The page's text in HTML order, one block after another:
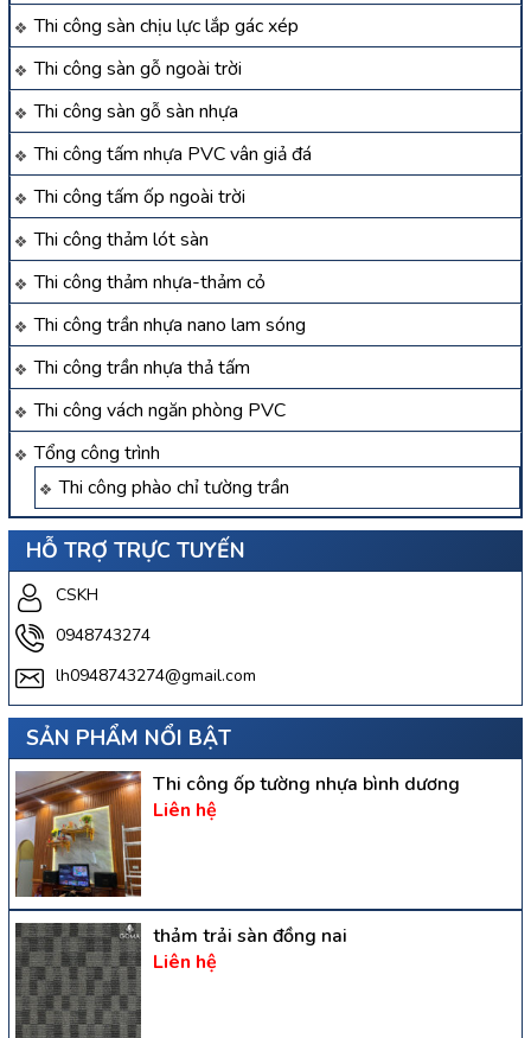
Thi công sàn chịu lực lắp gác xép
Thi công sàn gỗ ngoài trời
Thi công sàn gỗ sàn nhựa
Thi công tấm nhựa PVC vân giả đá
Thi công tấm ốp ngoài trời
Thi công thảm lót sàn
Thi công thảm nhựa-thảm cỏ
Thi công trần nhựa nano lam sóng
Thi công trần nhựa thả tấm
Thi công vách ngăn phòng PVC
Tổng công trình
Thi công phào chỉ tường trần
HỖ TRỢ TRỰC TUYẾN
CSKH
0948743274
lh0948743274@gmail.com
SẢN PHẨM NỔI BẬT
Thi công ốp tường nhựa bình dương
Liên hệ
thảm trải sàn đồng nai
Liên hệ